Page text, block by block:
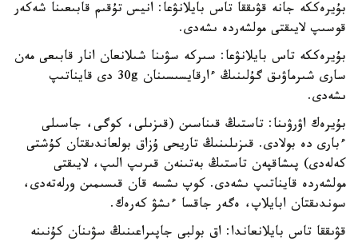
بۇيرەككە جانە قۋىققا تاس بايلانۋعا: انيس تۇقىم قابىعىنا شەكەر
قوسىپ لايىقتى مولشەردە ىشەدى.
بۇيرەككە تاس بايلانۋعا: سىركە سۋىنا شىلانعان انار قابىعى مەن
سارى شىرماۋىق گۇلىنىڭ ءارقايسىسىنان 30g دى قايناتىپ
ىشەدى.
بۇيرەك اۋرۋىنا: تاستىڭ قىناسىن (قىزىلى، كوگى، جاسىلى
ءبارى دە بولادى. قىزىلىنىڭ تاريحى ۇزاق بولعاندىقتان كۇشتى
كەلەدى) پىشاقپەن تاستىڭ بەتىنەن قىرىپ الىپ، لايىقتى
مولشەردە قايناتىپ ىشەدى. كوپ ىشسە قان قىسىمىن ورلەتەدى،
سوندىقتان ابايلاپ، ەگەر جاقسا ءىشۋ كەرەك.
قۋىققا تاس بايلانعاندا: اق بولبى جاپىراعىنىڭ سۋىنان كۇنىنە